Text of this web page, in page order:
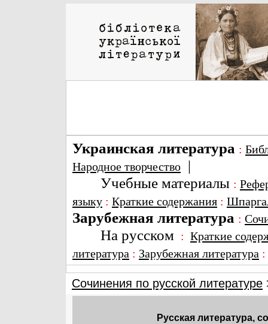
Украинская литература :
Народное творчество |
Учебные материалы :
языку : Краткие содержания :
Зарубежная литература :
На русском : Краткие
литература : Зарубежная литература
Сочинения по русской литературе
Русская литература,